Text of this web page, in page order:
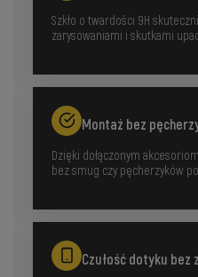
Szkło o twardości 9H
zarysowaniami i skutkami
Montaż bez
Dzięki dołączonym
bez smug czy pęcherzyków
Czułość dotyku bez